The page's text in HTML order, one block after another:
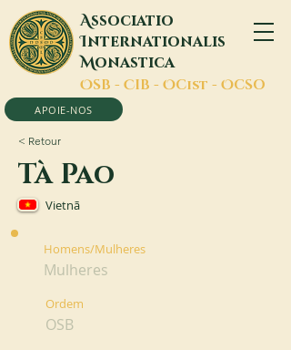
Associatio
Internationalis
Monastica
OSB - CIB - OCist - OCSO
APOIE-NOS
< Retour
Tà Pao
Vietnã
Homens/Mulheres
Mulheres
Ordem
OSB